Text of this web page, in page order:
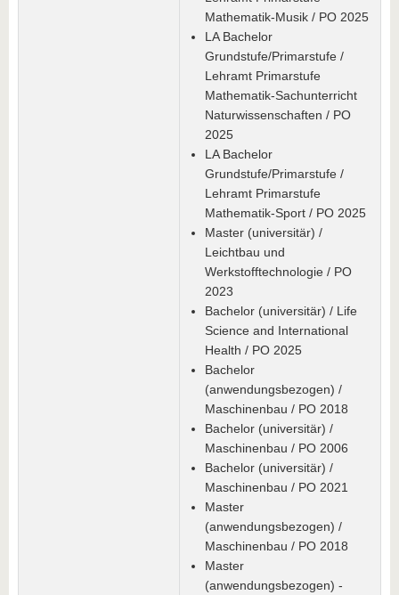
Mathematik-Musik / PO 2025
LA Bachelor
Grundstufe/Primarstufe /
Lehramt Primarstufe
Mathematik-Sachunterricht
Naturwissenschaften / PO
2025
LA Bachelor
Grundstufe/Primarstufe /
Lehramt Primarstufe
Mathematik-Sport / PO 2025
Master (universitär) /
Leichtbau und
Werkstofftechnologie / PO
2023
Bachelor (universitär) / Life
Science and International
Health / PO 2025
Bachelor
(anwendungsbezogen) /
Maschinenbau / PO 2018
Bachelor (universitär) /
Maschinenbau / PO 2006
Bachelor (universitär) /
Maschinenbau / PO 2021
Master
(anwendungsbezogen) /
Maschinenbau / PO 2018
Master
(anwendungsbezogen) -